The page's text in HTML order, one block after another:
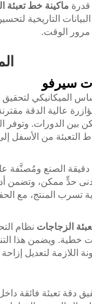
قدرة ماكينة خط تعبئة
التاريخية
مرور الوقت.
سيرفو
الميكانيكي لتحقيق
عالية الدقة
الدورات. وتوفر
التعبئة من
دقيقة الصنع ومُصنَّفة
حدٍّ ممكن، وتضمن
تسرب المنتج، مع
الزجاجات نظام
ويضمن هذا
اللازمة لتعديل
دقة تعبئة فائقة